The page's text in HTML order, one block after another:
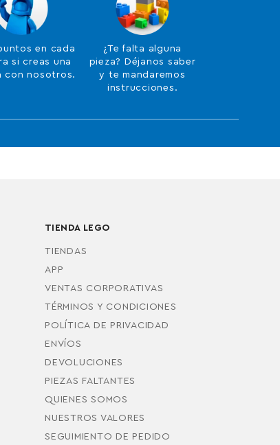
en cada
si creas una
con nosotros.
¿Te falta alguna
pieza? Déjanos saber
y te mandaremos
instrucciones.
TIENDA LEGO
TIENDAS
APP
VENTAS CORPORATIVAS
TÉRMINOS Y CONDICIONES
POLÍTICA DE PRIVACIDAD
ENVÍOS
DEVOLUCIONES
PIEZAS FALTANTES
QUIENES SOMOS
NUESTROS VALORES
SEGUIMIENTO DE PEDIDO